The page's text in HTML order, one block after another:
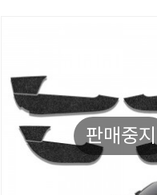
판매중지